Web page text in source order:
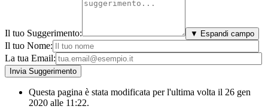
Il tuo Suggerimento: ▼ Espandi campo
Il tuo Nome:
La tua Email:
Questa pagina è stata modificata per l'ultima volta il 26 gen
2020 alle 11:22.